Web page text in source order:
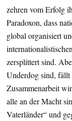
zehren vom Erfolg
Paradoxon, dass
global organisiert
zersplittert sind.
Underdog sind,
Zusammenarbeit
alle an der Macht
Vaterländer“ und